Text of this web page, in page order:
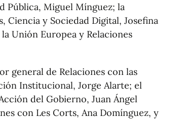
Pública, Miguel Mínguez; la
Ciencia y Sociedad Digital, Josefina
Unión Europea y Relaciones
general de Relaciones con las
Institucional, Jorge Alarte; el
del Gobierno, Juan Ángel
con Les Corts, Ana Domínguez, y